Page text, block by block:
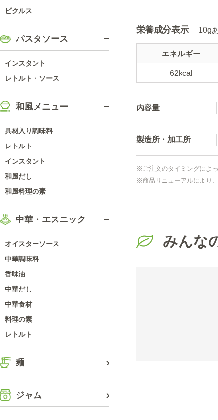
ピクルス
パスタソース
インスタント
レトルト・ソース
和風メニュー
具材入り調味料
レトルト
インスタント
和風だし
和風料理の素
中華・エスニック
オイスターソース
中華調味料
香味油
中華だし
中華食材
料理の素
レトルト
麺
ジャム
栄養成分表示 10g
エネルギー
62kcal
内容量
製造所・加工所
※ご注文のタイミングによ
※商品リニューアルにより
みんな